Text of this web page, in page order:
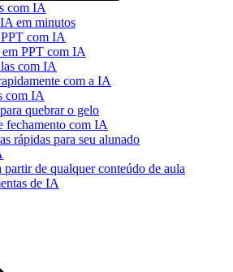
com IA
em minutos
com IA
PPT com IA
com IA
com a IA
com IA
quebrar o gelo
fechamento com IA
rápidas para seu alunado
partir de qualquer conteúdo de aula
de IA